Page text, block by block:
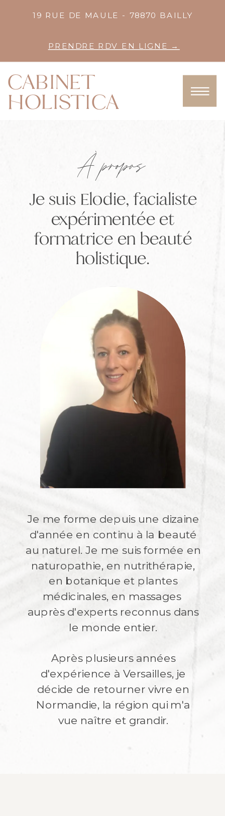
PRENDRE RDV EN LIGNE →
19 RUE DE MAULE - 78870 BAILLY
CABINET
HOLISTICA
Je me forme depuis une dizaine
d'année en continu à la beauté
au naturel. Je me suis formée en
naturopathie, en nutrithérapie,
en botanique et plantes
médicinales, en massages
auprès d'experts reconnus dans
le monde entier.
Après plusieurs années
d'expérience à Versailles, je
décide de retourner vivre en
Normandie, la région qui m'a
vue naître et grandir.
Je suis Elodie, facialiste
expérimentée et
formatrice en beauté
holistique.
À propos